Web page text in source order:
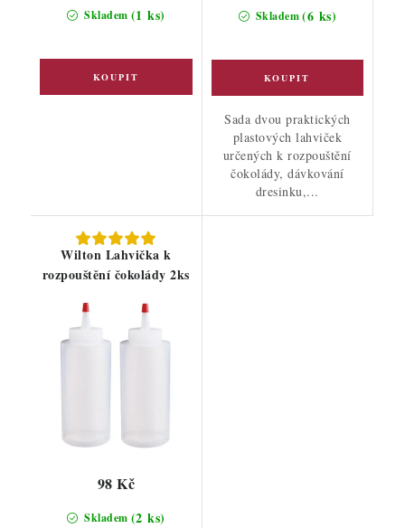
Skladem (1 ks) Skladem(6 ks)
Sada dvou praktických
plastových lahviček
určených k rozpouštění
čokolády, dávkování
dresinku,...
Wilton Lahvička k
rozpouštění čokolády 2ks
Skladem (2 ks)
98 Kč